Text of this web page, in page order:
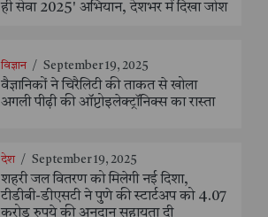
ही सेवा 2025' अभियान, देशभर में दिखा जोश
विज्ञान / September 19, 2025
वैज्ञानिकों ने चिरैलिटी की ताकत से खोला
अगली पीढ़ी की ऑप्टोइलेक्ट्रॉनिक्स का रास्ता
देश / September 19, 2025
शहरी जल वितरण को मिलेगी नई दिशा,
टीडीबी-डीएसटी ने पुणे की स्टार्टअप को 4.07
करोड़ रुपये की अनुदान सहायता दी